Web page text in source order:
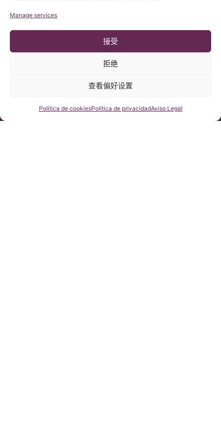
Manage services
接受
拒绝
查看偏好设置
Política de cookiesPolítica de privacidadAviso Legal
本网站内容原文为西班牙语，网站的翻译内容非官方翻译，不具法
咨询我们